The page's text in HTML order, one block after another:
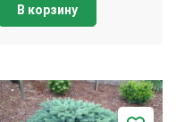
В корзину